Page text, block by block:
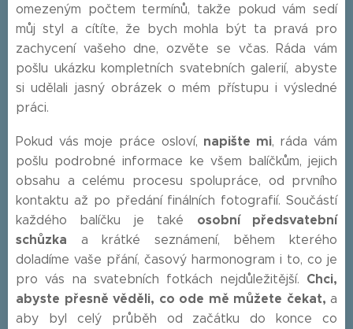
omezeným počtem termínů, takže pokud vám sedí
můj styl a cítíte, že bych mohla být ta pravá pro
zachycení vašeho dne, ozvěte se včas. Ráda vám
pošlu ukázku kompletních svatebních galerií, abyste
si udělali jasný obrázek o mém přístupu i výsledné
práci.
Pokud vás moje práce osloví, napište mi, ráda vám
pošlu podrobné informace ke všem balíčkům, jejich
obsahu a celému procesu spolupráce, od prvního
kontaktu až po předání finálních fotografií. Součástí
každého balíčku je také osobní předsvatební
schůzka a krátké seznámení, během kterého
doladíme vaše přání, časový harmonogram i to, co je
pro vás na svatebních fotkách nejdůležitější. Chci,
abyste přesně věděli, co ode mě můžete čekat, a
aby byl celý průběh od začátku do konce co